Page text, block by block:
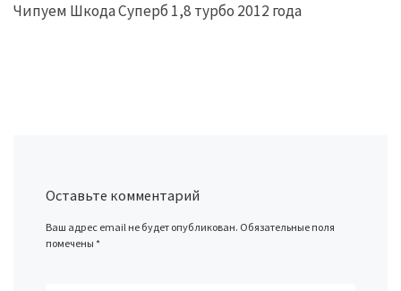
Чипуем Шкода Суперб 1,8 турбо 2012 года
Оставьте комментарий
Ваш адрес email не будет опубликован. Обязательные поля
помечены*